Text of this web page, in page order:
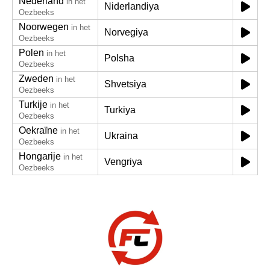
Oezbeeks
Niderlandiya
Noorwegen in het
Oezbeeks
Norvegiya
Polen in het
Oezbeeks
Polsha
Zweden in het
Oezbeeks
Shvetsiya
Turkije in het
Oezbeeks
Turkiya
Oekraïne in het
Oezbeeks
Ukraina
Hongarije in het
Oezbeeks
Vengriya